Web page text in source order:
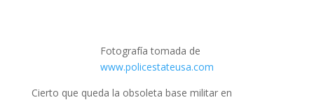
Fotografía tomada de
www.policestateusa.com
Cierto que queda la obsoleta base militar en